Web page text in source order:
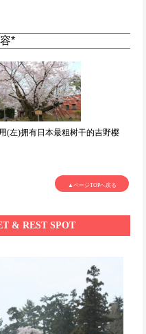
*
(左)拥有日本最粗树干的吉野樱
▲ページTOPへ戻る
& REST SPOT